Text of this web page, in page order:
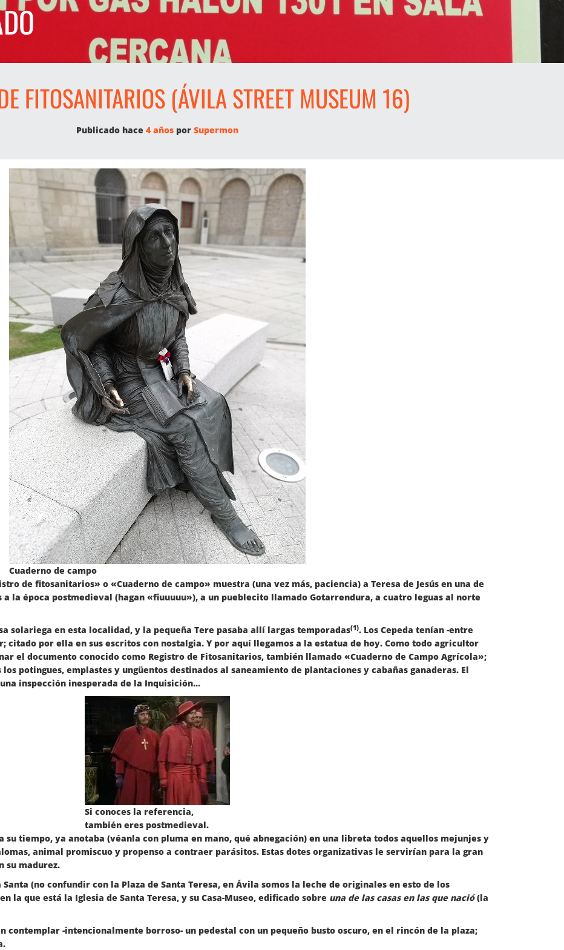
FITOSANITARIOS (ÁVILA STREET MUSEUM 16)
Publicado hace 4 años por Supermon
Cuaderno de campo
de fitosanitarios» o «Cuaderno de campo» muestra (una vez más, paciencia) a Teresa de Jesús en una de
a la época postmedieval (hagan «fiuuuuu»), a un pueblecito llamado Gotarrendura, a cuatro leguas al norte
solariega en esta localidad, y la pequeña Tere pasaba allí largas temporadas(1). Los Cepeda tenían -entre
citado por ella en sus escritos con nostalgia. Y por aquí llegamos a la estatua de hoy. Como todo agricultor
el documento conocido como Registro de Fitosanitarios, también llamado «Cuaderno de Campo Agrícola»;
potingues, emplastes y ungüentos destinados al saneamiento de plantaciones y cabañas ganaderas. El
inspección inesperada de la Inquisición…
Si conoces la referencia,
también eres postmedieval.
su tiempo, ya anotaba (véanla con pluma en mano, qué abnegación) en una libreta todos aquellos mejunjes y
animal promiscuo y propenso a contraer parásitos. Estas dotes organizativas le servirían para la gran
su madurez.
(no confundir con la Plaza de Santa Teresa, en Ávila somos la leche de originales en esto de los
la que está la Iglesia de Santa Teresa, y su Casa-Museo, edificado sobre una de las casas en las que nació(la
contemplar -intencionalmente borroso- un pedestal con un pequeño busto oscuro, en el rincón de la plaza;